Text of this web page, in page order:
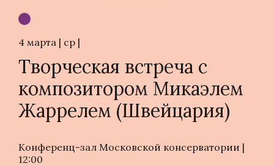
4 марта | ср |
Творческая встреча с
композитором Микаэлем
Жаррелем (Швейцария)
Конференц-зал Московской консерватории |
12:00